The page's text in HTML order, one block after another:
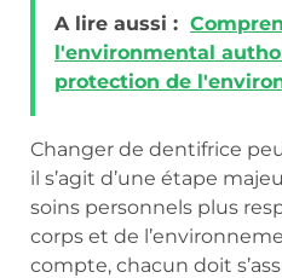
A lire aussi :
l'environmental
protection de
Changer de dentifrice
il s’agit d’une étape
soins personnels plus
corps et de
compte, chacun doit